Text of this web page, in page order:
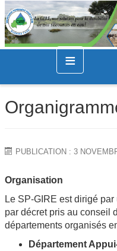
≡
PUBLICATION : 3
Organisation
Le SP-GIRE est dirigé
par décret pris au conseil
départements organisés
Département